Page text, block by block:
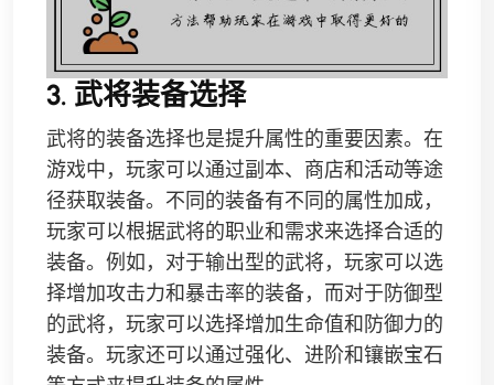
3. 武将装备选择
武将的装备选择也是提升属性的重要因素。在
游戏中，玩家可以通过副本、商店和活动等途
径获取装备。不同的装备有不同的属性加成，
玩家可以根据武将的职业和需求来选择合适的
装备。例如，对于输出型的武将，玩家可以选
择增加攻击力和暴击率的装备，而对于防御型
的武将，玩家可以选择增加生命值和防御力的
装备。玩家还可以通过强化、进阶和镶嵌宝石